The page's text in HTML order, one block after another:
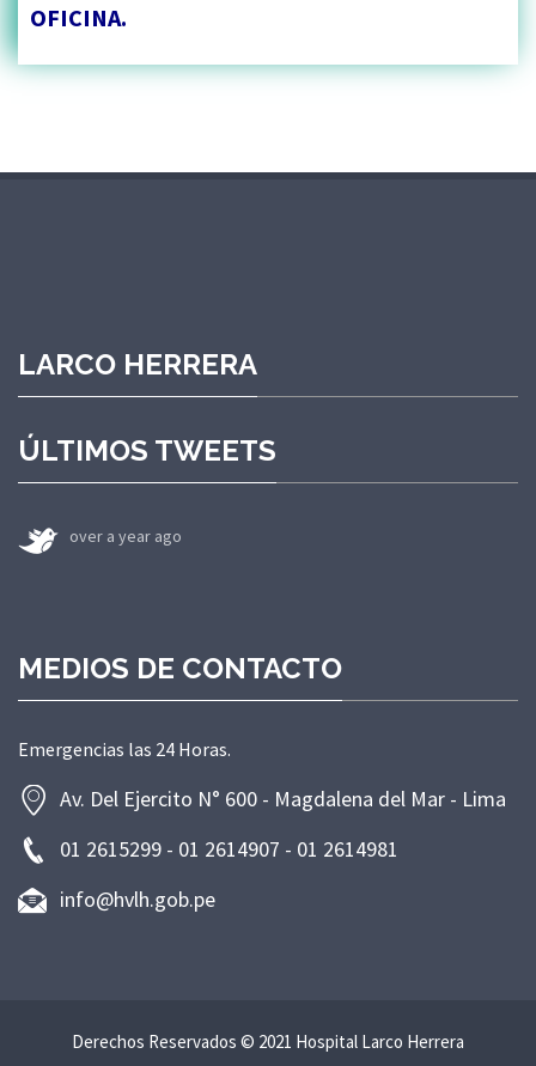
OFICINA.
LARCO HERRERA
ÚLTIMOS TWEETS
over a year ago
MEDIOS DE CONTACTO
Emergencias las 24 Horas.
Av. Del Ejercito N° 600 - Magdalena del Mar - Lima
01 2615299 - 01 2614907 - 01 2614981
info@hvlh.gob.pe
Derechos Reservados © 2021 Hospital Larco Herrera